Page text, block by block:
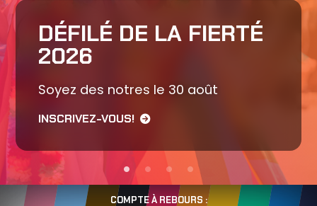
DÉFILÉ DE LA FIERTÉ
2026
Soyez des notres le 30 août
INSCRIVEZ-VOUS!
COMPTE À REBOURS :